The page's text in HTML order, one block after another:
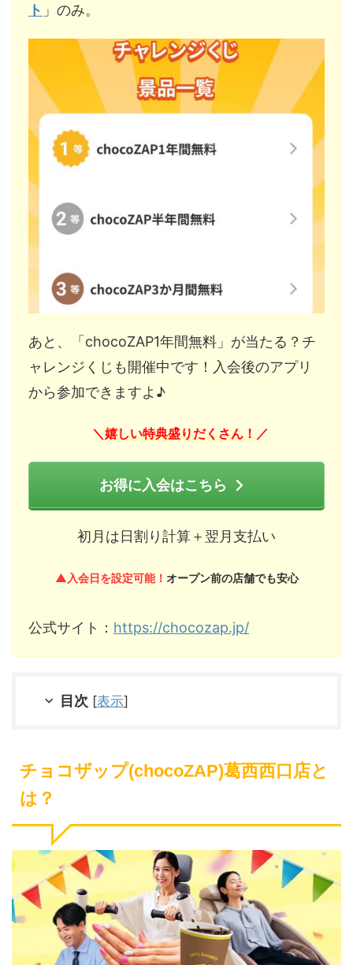
ト 」のみ。
あと、「chocoZAP1年間無料」が当たる？チ
ャレンジくじも開催中です！入会後のアプリ
から参加できますよ♪
＼嬉しい特典盛りだくさん！ ／
お得に入会はこちら
初月は日割り計算＋翌月支払い
▲入会日を設定可能！ オープン前の店舗でも安心
公式サイト： https://chocozap.jp/
目次 [表示]
チョコザップ(chocoZAP)葛西西口店と
は？